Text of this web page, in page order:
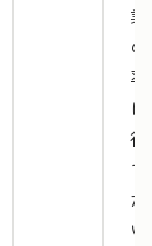
役